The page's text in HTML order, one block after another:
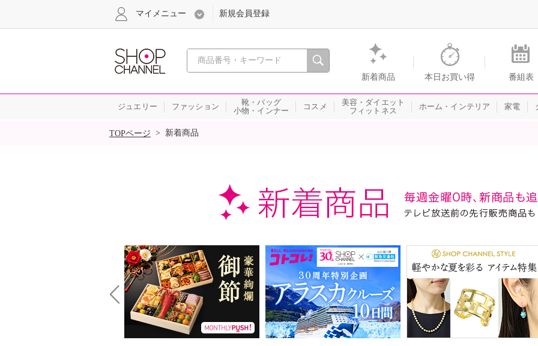
心おどる、瞬間を。通販・テレビショッピングのショップチャンネル
新着商品 本日お買い得 番組表
マイメニュー 新規会員登録
ジュエリー ファッション
靴・バッグ
小物・インナー
コスメ
美容・ダイエット
フィットネス
ホーム・インテリア 家電
SALE
TOPページ > 新着商品